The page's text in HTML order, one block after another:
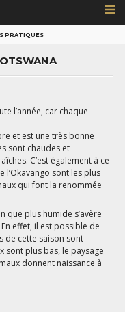
PRATIQUES
l’année, car chaque
et est une très bonne
sont chaudes et
C’est également à ce
l’Okavango sont les plus
qui font la renommée
que plus humide s’avère
effet, il est possible de
de cette saison sont
sont plus bas, le paysage
donnent naissance à